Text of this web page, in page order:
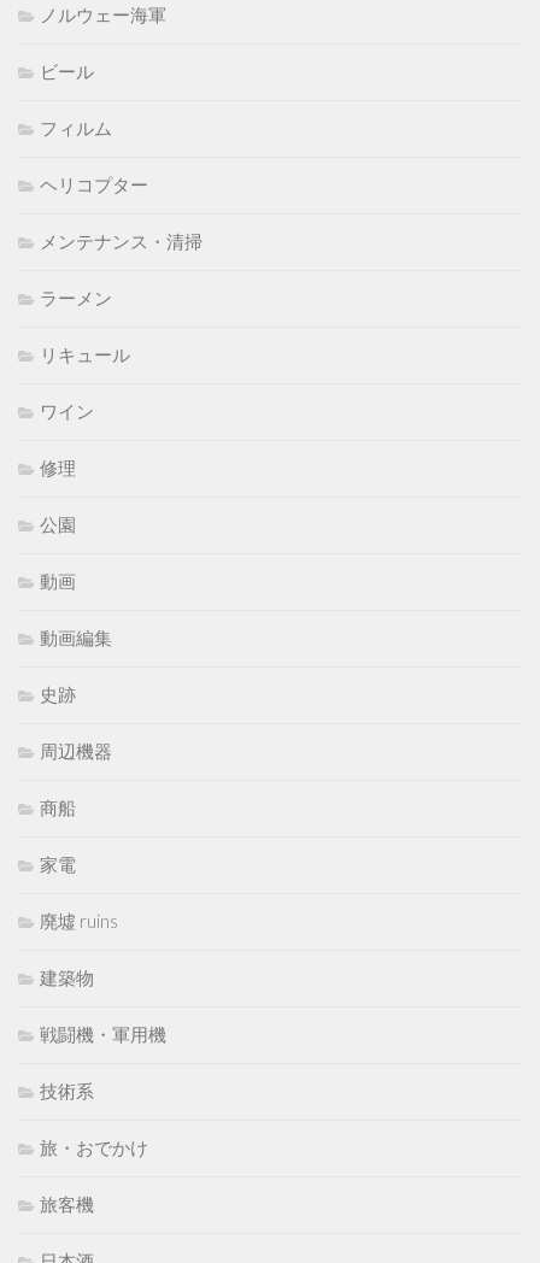
ノルウェー海軍
ビール
フィルム
ヘリコプター
メンテナンス・清掃
ラーメン
リキュール
ワイン
修理
公園
動画
動画編集
史跡
周辺機器
商船
家電
廃墟 ruins
建築物
戦闘機・軍用機
技術系
旅・おでかけ
旅客機